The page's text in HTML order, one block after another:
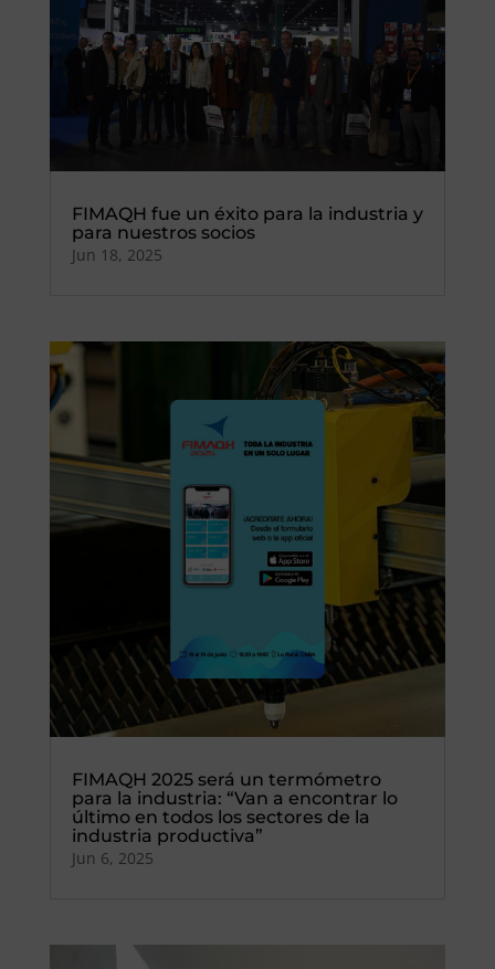
FIMAQH fue un éxito para la industria y
para nuestros socios
Jun 18, 2025
FIMAQH 2025 será un termómetro
para la industria: “Van a encontrar lo
último en todos los sectores de la
industria productiva”
Jun 6, 2025